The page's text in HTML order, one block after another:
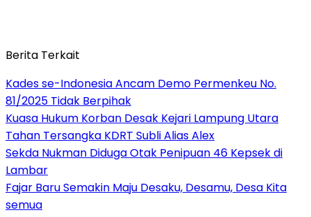
Berita Terkait
Kades se-Indonesia Ancam Demo Permenkeu No.
81/2025 Tidak Berpihak
Kuasa Hukum Korban Desak Kejari Lampung Utara
Tahan Tersangka KDRT Subli Alias Alex
Sekda Nukman Diduga Otak Penipuan 46 Kepsek di
Lambar
Fajar Baru Semakin Maju Desaku, Desamu, Desa Kita
semua